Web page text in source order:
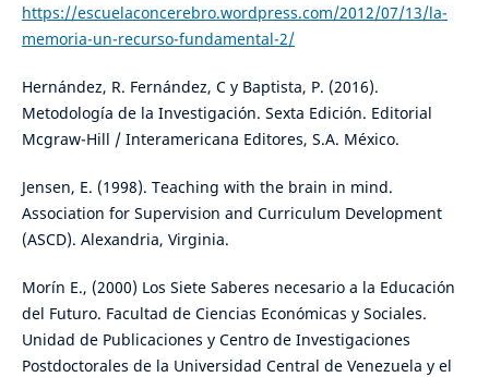
https://escuelaconcerebro.wordpress.com/2012/07/13/la-
memoria-un-recurso-fundamental-2/
Hernández, R. Fernández, C y Baptista, P. (2016).
Metodología de la Investigación. Sexta Edición. Editorial
Mcgraw-Hill / Interamericana Editores, S.A. México.
Jensen, E. (1998). Teaching with the brain in mind.
Association for Supervision and Curriculum Development
(ASCD). Alexandria, Virginia.
Morín E., (2000) Los Siete Saberes necesario a la Educación
del Futuro. Facultad de Ciencias Económicas y Sociales.
Unidad de Publicaciones y Centro de Investigaciones
Postdoctorales de la Universidad Central de Venezuela y el